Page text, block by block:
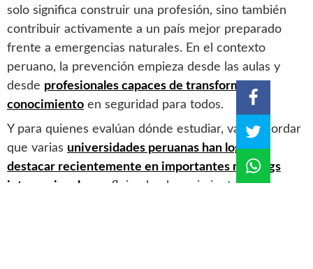
solo significa construir una profesión, sino también
contribuir activamente a un país mejor preparado
frente a emergencias naturales. En el contexto
peruano, la prevención empieza desde las aulas y
desde profesionales capaces de transformar
conocimiento en seguridad para todos.
Y para quienes evalúan dónde estudiar, vale recordar
que varias universidades peruanas han logrado
destacar recientemente en importantes rankings
internacionales
, reflejando el crecimiento de la